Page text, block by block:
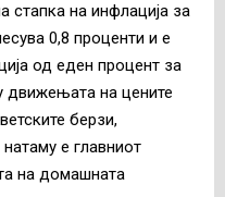
стапка на инфлација за
0,8 проценти и е
од еден процент за
движењата на цените
берзи,
е главниот
на домашната